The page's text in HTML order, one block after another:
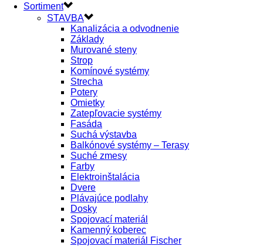
Sortiment
STAVBA
Kanalizácia a odvodnenie
Základy
Murované steny
Strop
Komínové systémy
Strecha
Potery
Omietky
Zatepľovacie systémy
Fasáda
Suchá výstavba
Balkónové systémy – Terasy
Suché zmesy
Farby
Elektroinštalácia
Dvere
Plávajúce podlahy
Dosky
Spojovací materiál
Kamenný koberec
Spojovací materiál Fischer